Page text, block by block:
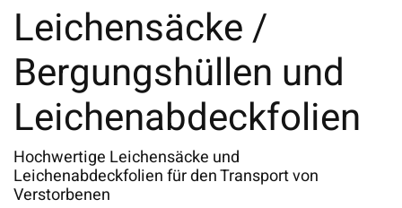
Leichensäcke /
Bergungshüllen und
Leichenabdeckfolien
Hochwertige Leichensäcke und
Leichenabdeckfolien für den Transport von
Verstorbenen